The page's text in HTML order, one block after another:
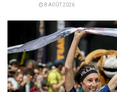
8 AOÛT 2026